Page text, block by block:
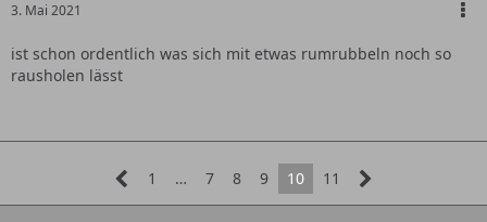
3. Mai 2021
ist schon ordentlich was sich mit etwas rumrubbeln noch so
rausholen lässt
1 … 7 8 9 10 11